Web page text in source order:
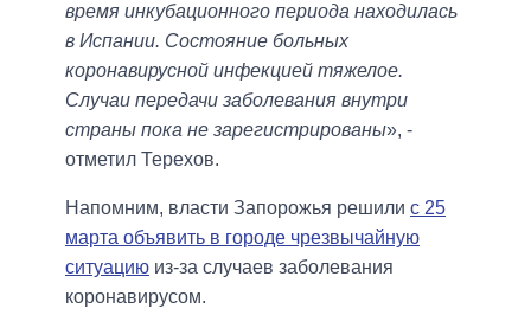
время инкубационного периода находилась
в Испании. Состояние больных
коронавирусной инфекцией тяжелое.
Случаи передачи заболевания внутри
страны пока не зарегистрированы», -
отметил Терехов.
Напомним, власти Запорожья решили с 25
марта объявить в городе чрезвычайную
ситуацию из-за случаев заболевания
коронавирусом.